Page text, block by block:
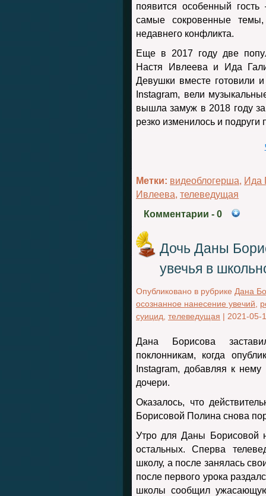
появится особенный
самые сокровенные
недавнего конфликта.
Еще в 2017 году две
Настя Ивлеева и Ида
Девушки вместе готовили
Instagram, вели
вышла замуж в 2018 году
резко изменилось и
Метки: видеоблогерша, Ида
Ивлеева, телеведущая
Комментарии - 0
Дочь Даны
увечья в
Опубликовано в рубрике Дана
осознанное нанесение увечий
суицид телеведущая | 2021-05-
Дана Борисова
поклонникам, когда
Instagram, добавляя к
дочери.
Оказалось, что
Борисовой Полина снова
Утро для Даны Борисовой
остальных. Сперва
школу, а после занялась
после первого урока
школы сообщил